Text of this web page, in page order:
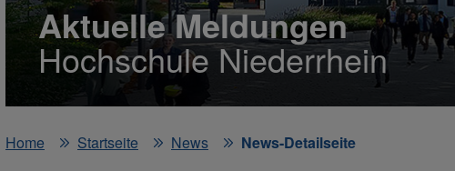
Aktuelle Meldungen
Hochschule Niederrhein
Home
Startseite News News-Detailseite